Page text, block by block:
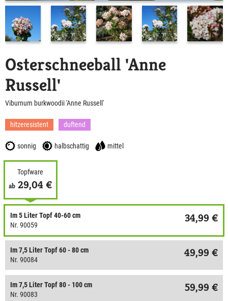
Osterschneeball 'Anne
Russell'
Viburnum burkwoodii 'Anne Russell'
hitzeresistent duftend
sonnig halbschattig mittel
Topfware
ab 29,04 €
Im 5 Liter Topf 40-60 cm
Nr. 90059
34,99 €
Im 7,5 Liter Topf 60 - 80 cm
Nr. 90084
49,99 €
Im 7,5 Liter Topf 80 - 100 cm
Nr. 90083
59,99 €